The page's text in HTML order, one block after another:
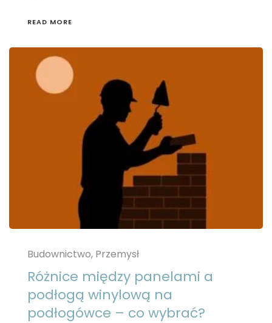
READ MORE
Budownictwo, Przemysł
Różnice między panelami a
podłogą winylową na
podłogówce – co wybrać?